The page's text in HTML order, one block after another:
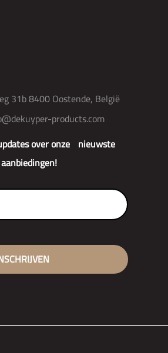
over onze nieuwste
31b 8400 Oostende, België
products.com